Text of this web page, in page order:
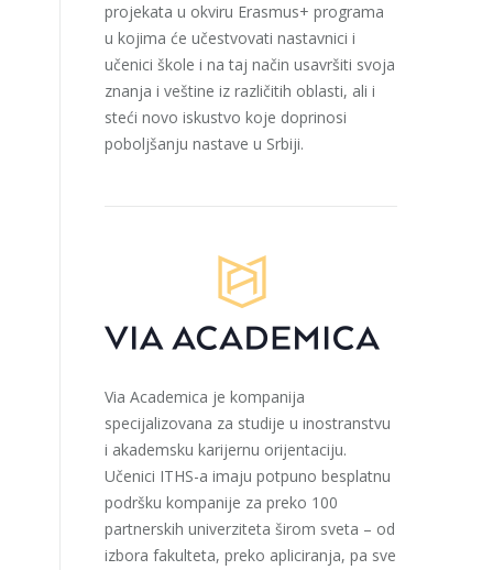
projekata u okviru Erasmus+ programa
u kojima će učestvovati nastavnici i
učenici škole i na taj način usavršiti svoja
znanja i veštine iz različitih oblasti, ali i
steći novo iskustvo koje doprinosi
poboljšanju nastave u Srbiji.
Via Academica je kompanija
specijalizovana za studije u inostranstvu
i akademsku karijernu orijentaciju.
Učenici ITHS-a imaju potpuno besplatnu
podršku kompanije za preko 100
partnerskih univerziteta širom sveta – od
izbora fakulteta, preko apliciranja, pa sve